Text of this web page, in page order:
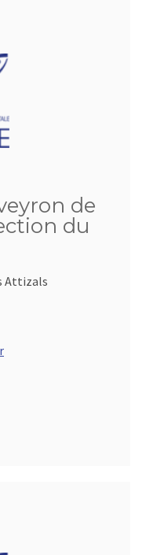
de
du
Attizals